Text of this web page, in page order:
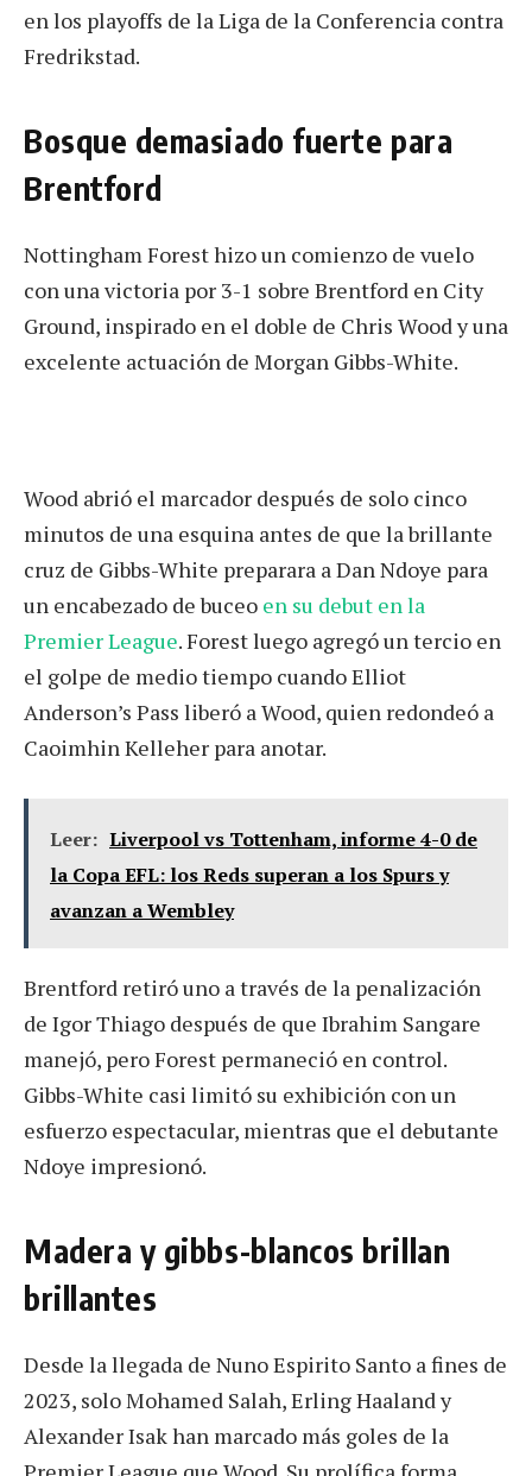
en los playoffs de la Liga de la Conferencia contra
Fredrikstad.
Bosque demasiado fuerte para
Brentford
Nottingham Forest hizo un comienzo de vuelo
con una victoria por 3-1 sobre Brentford en City
Ground, inspirado en el doble de Chris Wood y una
excelente actuación de Morgan Gibbs-White.
Wood abrió el marcador después de solo cinco
minutos de una esquina antes de que la brillante
cruz de Gibbs-White preparara a Dan Ndoye para
un encabezado de buceo en su debut en la
Premier League. Forest luego agregó un tercio en
el golpe de medio tiempo cuando Elliot
Anderson’s Pass liberó a Wood, quien redondeó a
Caoimhin Kelleher para anotar.
Leer: Liverpool vs Tottenham, informe 4-0 de
la Copa EFL: los Reds superan a los Spurs y
avanzan a Wembley
Brentford retiró uno a través de la penalización
de Igor Thiago después de que Ibrahim Sangare
manejó, pero Forest permaneció en control.
Gibbs-White casi limitó su exhibición con un
esfuerzo espectacular, mientras que el debutante
Ndoye impresionó.
Madera y gibbs-blancos brillan
brillantes
Desde la llegada de Nuno Espirito Santo a fines de
2023, solo Mohamed Salah, Erling Haaland y
Alexander Isak han marcado más goles de la